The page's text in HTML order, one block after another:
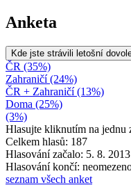
Anketa
Kde jste strávili letošní
ČR (35%)
Zahraničí (24%)
ČR + Zahraničí (13%)
Doma (25%)
(3%)
Hlasujte kliknutím na jednu
Celkem hlasů: 187
Hlasování začalo: 5. 8. 2013
Hlasování končí:
seznam všech anket